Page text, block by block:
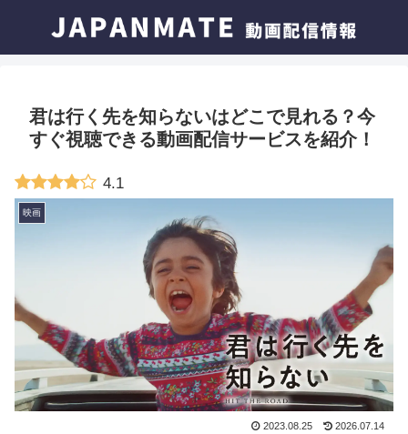
君は行く先を知らないはどこで見れる？今
すぐ視聴できる動画配信サービスを紹介！
4.1
映画
2023.08.25 2026.07.14